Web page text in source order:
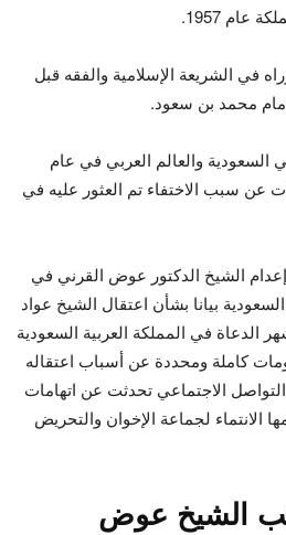
1957.
في الشريعة الإسلامية والفقه قبل
محمد بن سعود.
والعالم العربي في عام
عن سبب الاختفاء تم العثور عليه في
الشيخ الدكتور عوض القرني في
السعودية بيانا بشأن اعتقال الشيخ عواد
الدعاة في المملكة العربية السعودية
كاملة ومحددة عن أسباب اعتقاله
الاجتماعي تحدثت عن اتهامات
لجماعة الإخوان والتحريض
الشيخ عوض